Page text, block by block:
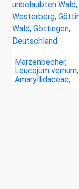
Märzenbecher,
Leucojum vernum,
Amaryllidaceae,…